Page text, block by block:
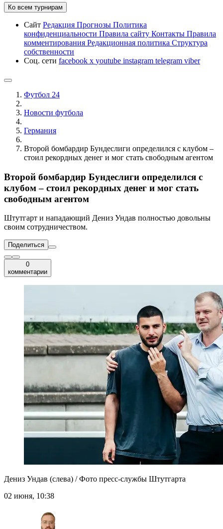
Ко всем турнирам
Сайт Редакция Прогнозы Политика
конфиденциальности Правила сайту Контакты Правила
комментирования Редакционная политика Структура
собственности
Соц. сети facebook x youtube instagram telegram viber
Футбол 24
Новости футбола
Германия
Второй бомбардир Бундеслиги определился с клубом –
стоил рекордных денег и мог стать свободным агентом
Второй бомбардир Бундеслиги определился с
клубом – стоил рекордных денег и мог стать
свободным агентом
Штутгарт и нападающий Дениз Ундав полностью довольны
своим сотрудничеством.
Поделиться
0
комментарии
Дениз Ундав (слева) / Фото пресс-службы Штутгарта
02 июня, 10:38